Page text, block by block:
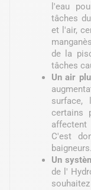
l'eau
tâches
et l'air,
de la
tâches
Un air
surface,
certains
C'est
baigneurs.
Un
de l'